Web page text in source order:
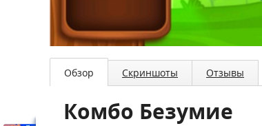
Обзор Скриншоты Отзывы
Комбо Безумие